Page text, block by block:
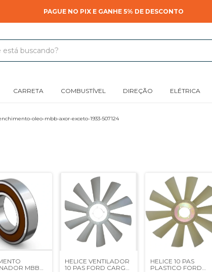
PAGUE NO PIX E GANHE 5% DE DESCONTO
CARRETA COMBUSTÍVEL DIREÇÃO ELÉTRICA
oleo-mbb-axor-exceto-1933-507124
MBB
HELICE VENTILADOR
10 PAS FORD CARGO
HELICE 10 PAS
PLASTICO FORD